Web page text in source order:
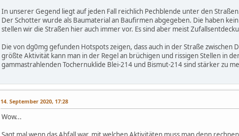
In unserer Gegend liegt auf jeden Fall reichlich Pechblende unter den
Der Schotter wurde als Baumaterial an Baufirmen abgegeben. Die haben
stellen wir die Straßen hier auch immer vor. Es sind aber meist
Die von dg0mg gefunden Hotspots zeigen, dass auch in der Straße
größte Aktivität kann man in der Regel an brüchigen und rissigen Stellen in
gammastrahlenden Tochernuklide Blei-214 und Bismut-214 sind stärker zu
14. September 2020, 17:28
Wow...